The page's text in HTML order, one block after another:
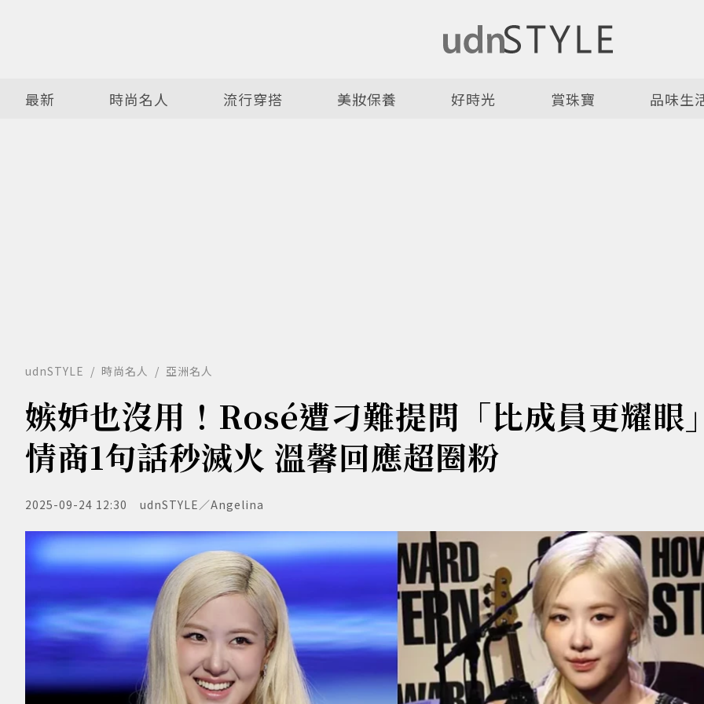
最新 時尚名人 流行穿搭 美妝保養 好時光 賞珠寶 品味生
udnSTYLE 時尚名人 亞洲名人
嫉妒也沒用！Rosé遭刁難提問「比成員更耀眼
情商1句話秒滅火 溫馨回應超圈粉
2025-09-24 12:30 udnSTYLE／Angelina